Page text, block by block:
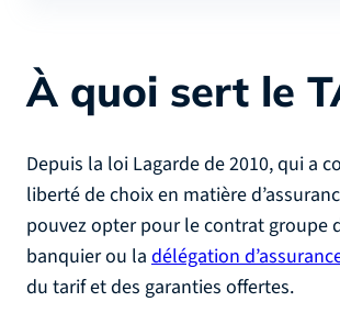
À quoi sert le
Depuis la loi Lagarde de 2010, qui a
liberté de choix en matière
pouvez opter pour le contrat groupe
banquier ou la délégation
du tarif et des garanties offertes.